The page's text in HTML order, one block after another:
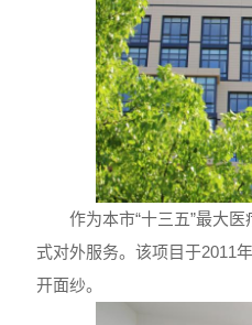
作为本市“十三五”最大
式对外服务。该项目于2011
开面纱。